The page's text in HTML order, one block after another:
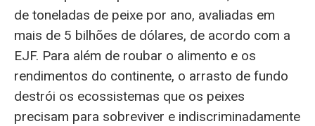
de toneladas de peixe por ano, avaliadas em
mais de 5 bilhões de dólares, de acordo com a
EJF. Para além de roubar o alimento e os
rendimentos do continente, o arrasto de fundo
destrói os ecossistemas que os peixes
precisam para sobreviver e indiscriminadamente